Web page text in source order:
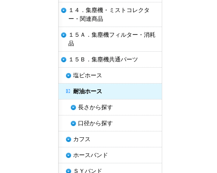
１４．集塵機・ミストコレクタ
ー・関連商品
１５Ａ．集塵機フィルター・消耗
品
１５Ｂ．集塵機共通パーツ
塩ビホース
耐油ホース
長さから探す
口径から探す
カフス
ホースバンド
ＳＹバンド